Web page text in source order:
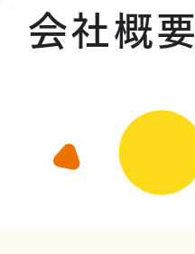
会社概要